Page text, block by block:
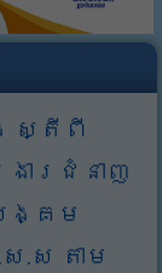
ស្តីពី
ារជំនាញ
ង្គម
ស តាម